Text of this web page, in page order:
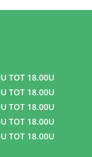
TOT 18.00U
TOT 18.00U
TOT 18.00U
TOT 18.00U
TOT 18.00U